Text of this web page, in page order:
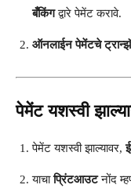
बँकिंगद्वारे पेमेंट करावे.
ऑनलाईन पेमेंटचे
पेमेंट यशस्वी
पेमेंट यशस्वी झाल्यावर,
याचाप्रिंटआउटनोंद